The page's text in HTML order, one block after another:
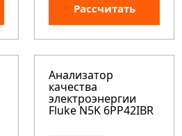
Рассчитать
Анализатор
качества
электроэнергии
Fluke N5K 6PP42IBR